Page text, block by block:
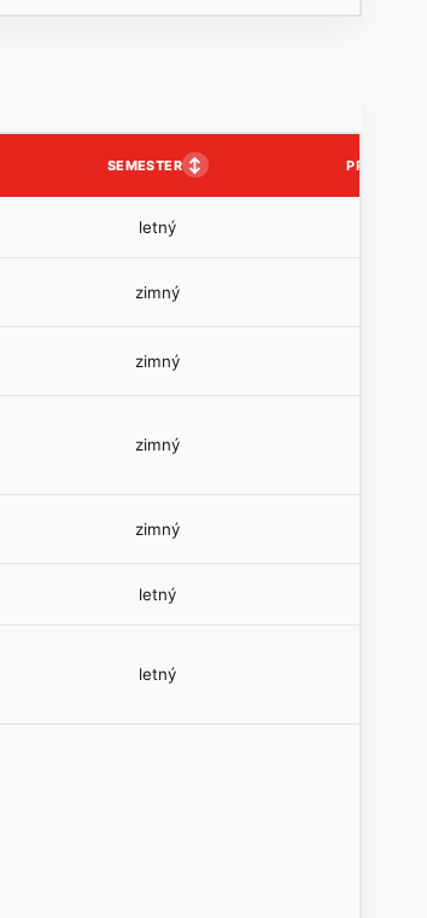
SEMESTER ↕ PP
letný
zimný
zimný
zimný
zimný
letný
letný